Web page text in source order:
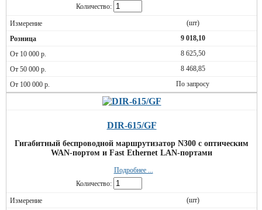
Количество:
(шт)
9 018,10
8 625,50
8 468,85
По запросу
DIR-615/GF
Гигабитный беспроводной маршрутизатор N300 с оптическим
WAN-портом и Fast Ethernet LAN-портами
Подробнее ...
Количество:
(шт)